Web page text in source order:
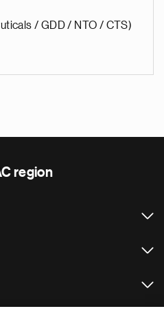
/ GDD / NTO / CTS)
region